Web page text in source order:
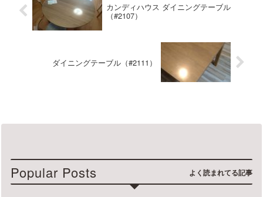
カンディハウス ダイニングテーブル
（#2107）
ダイニングテーブル（#2111）
Popular Posts